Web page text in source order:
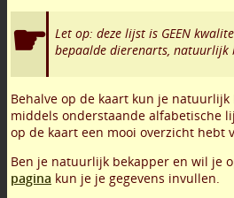
Let op: deze lijst is GEEN
bepaalde dierenarts, natuurlijk
Behalve op de kaart kun je
middels onderstaande alfabetische
op de kaart een mooi overzicht hebt
Ben je natuurlijk bekapper en wil je
pagina kun je je gegevens invullen.